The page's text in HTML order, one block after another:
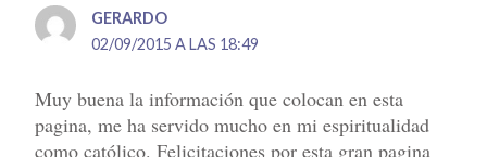
GERARDO
02/09/2015 A LAS 18:49
Muy buena la información que colocan en esta
pagina, me ha servido mucho en mi espiritualidad
como católico. Felicitaciones por esta gran pagina